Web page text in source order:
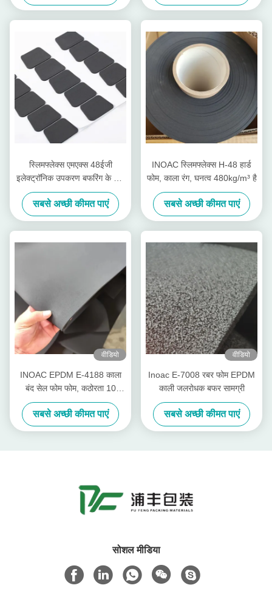
स्लिमफ्लेक्स एमएक्स 48ईजी
इलेक्ट्रॉनिक उपकरण बफरिंग के लिए
सबसे कठिन लौ retardant
सबसे अच्छी कीमत पाएं
INOAC स्लिमफ्लेक्स H-48 हार्ड
फोम, काला रंग, घनत्व 480kg/m³ है
सबसे अच्छी कीमत पाएं
वीडियो
INOAC EPDM E-4188 काला
बंद सेल फोम फोम, कठोरता 10
Asker-c
सबसे अच्छी कीमत पाएं
वीडियो
Inoac E-7008 रबर फोम EPDM
काली जलरोधक बफर सामग्री
सबसे अच्छी कीमत पाएं
सोशल मीडिया